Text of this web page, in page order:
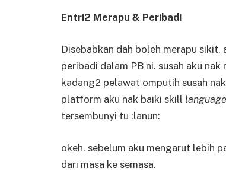
Entri2 Merapu & Peribadi
Disebabkan dah boleh merapu
peribadi dalam PB ni. susah aku nak
kadang2 pelawat omputih susah
platform aku nak baiki skill language
tersembunyi tu :lanun:
okeh. sebelum aku mengarut lebih
dari masa ke semasa.